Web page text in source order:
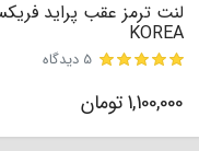
KOREA
مشتری
5 دیدگاه
1,100,000تومان